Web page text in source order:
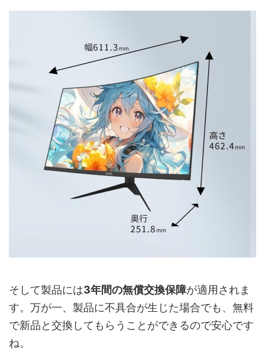
そして製品には3年間の無償交換保障が適用されま
す。万が一、製品に不具合が生じた場合でも、無料
で新品と交換してもらうことができるので安心です
ね。